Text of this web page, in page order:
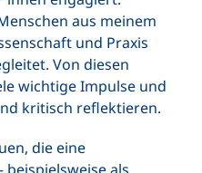
aus meinem
und Praxis
Von diesen
wichtige Impulse und
kritisch reflektieren.
die eine